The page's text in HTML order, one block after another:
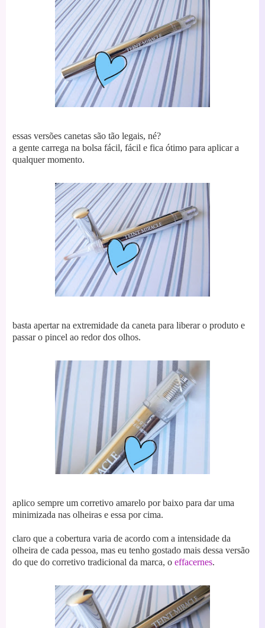
essas versões canetas são tão legais, né?
a gente carrega na bolsa fácil, fácil e fica ótimo para aplicar a
qualquer momento.
basta apertar na extremidade da caneta para liberar o produto e
passar o pincel ao redor dos olhos.
aplico sempre um corretivo amarelo por baixo para dar uma
minimizada nas olheiras e essa por cima.
claro que a cobertura varia de acordo com a intensidade da
olheira de cada pessoa, mas eu tenho gostado mais dessa versão
do que do corretivo tradicional da marca, o effacernes.